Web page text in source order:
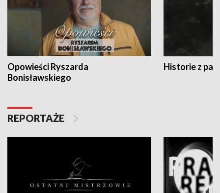
Opowieści Ryszarda
Bonisławskiego
Historie z
REPORTAŻE